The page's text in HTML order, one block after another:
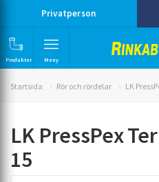
Privatperson
Produkter Meny
Startsida Rör och rördelar LK
LK PressPex
15